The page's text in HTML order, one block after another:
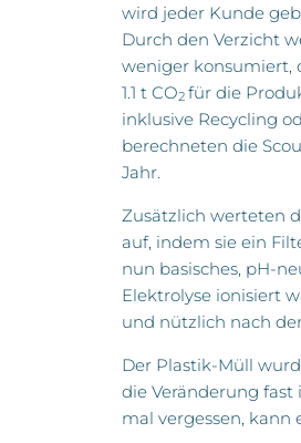
wird jeder Kunde
Durch den Verzicht
weniger konsumiert,
1.1 t CO2 für die
inklusive Recycling
berechneten die
Jahr.
Zusätzlich werteten
auf, indem sie ein
nun basisches, pH-
Elektrolyse ionisiert
und nützlich nach
Der Plastik-Müll
die Veränderung fast
mal vergessen, kann